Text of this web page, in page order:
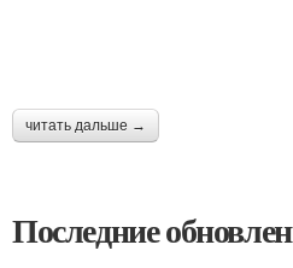
читать дальше →
Последние